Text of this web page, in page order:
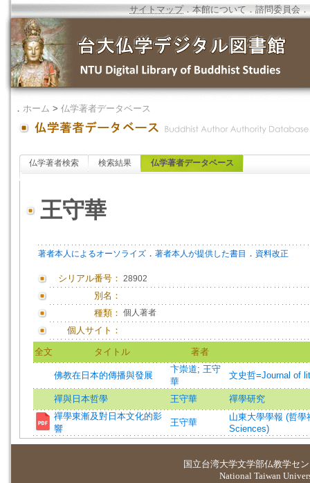
サイトマップ．本館について ．諮問委員会 ．
． ホーム > 仏学著者データベース
仏学著者検索 検索結果 仏学著者データベース
王守華
著者本人によるオーソライズ ． 著者本人が提供した書目 ． 資料改正
シリアル番号： 28902
別名：
種類： 個人著者
個人サイト：
全文 タイトル 著者
佛教在日本的傳播與發展
卞崇道; 王守
華
文史哲=Journal of
禪與日本哲學 王守華
禪學研究
禪學東漸及對日本文化的影
響
王守華
山東大學學報 (哲
Sciences)
国立台湾大学文学部仏教学セ
National Taiwan